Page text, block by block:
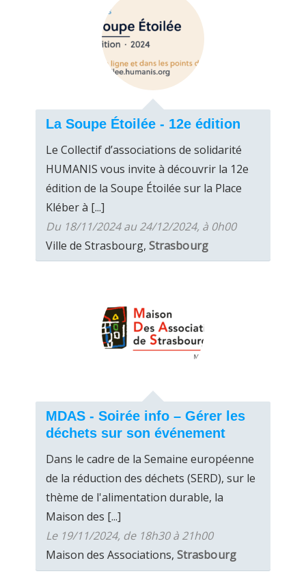
La Soupe Étoilée - 12e édition
Le Collectif d’associations de solidarité
HUMANIS vous invite à découvrir la 12e
édition de la Soupe Étoilée sur la Place
Kléber à [...]
Du 18/11/2024 au 24/12/2024, à 0h00
Ville de Strasbourg, Strasbourg
MDAS - Soirée info – Gérer les
déchets sur son événement
Dans le cadre de la Semaine européenne
de la réduction des déchets (SERD), sur le
thème de l'alimentation durable, la
Maison des [...]
Le 19/11/2024, de 18h30 à 21h00
Maison des Associations, Strasbourg